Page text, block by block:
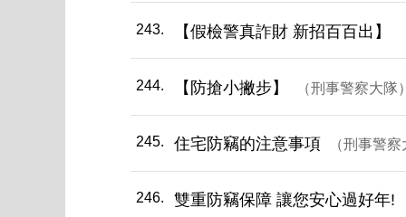
243 【假檢警真詐財 新招百百出】
244 【防搶小撇步】 刑事警察大隊
245 住宅防竊的注意事項 刑事警察
246 雙重防竊保障 讓您安心過好年!